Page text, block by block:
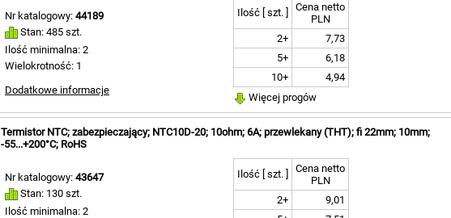
Nr katalogowy: 44189
Stan: 485 szt.
Ilość minimalna: 2
Wielokrotność: 1
Dodatkowe informacje
Ilość [ szt. ]
Cena netto
PLN
2+
7,73
5+
6,18
10+
4,94
Więcej progów
Termistor NTC; zabezpieczający; NTC10D-20; 10ohm; 6A; przewlekany (THT); fi 22mm; 10mm;
-55...+200°C; RoHS
Nr katalogowy: 43647
Stan: 130 szt.
Ilość minimalna: 2
Ilość [ szt. ]
Cena netto
PLN
2+
9,01